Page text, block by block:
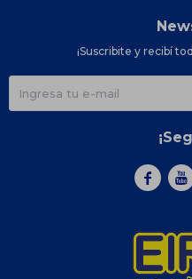
¡Suscribite y recibí
 